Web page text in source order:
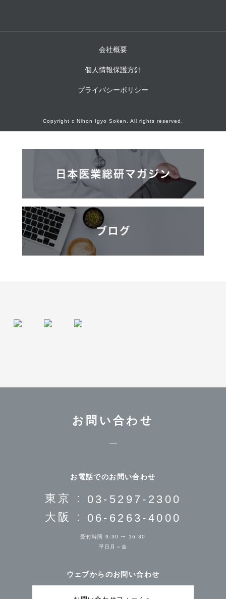
会社概要
個人情報保護方針
プライバシーポリシー
Copyright c Nihon Igyo Soken. All rights reserved.
お問い合わせ
お電話でのお問い合わせ
東京 : 03-5297-2300
大阪 : 06-6263-4000
受付時間 9:30 〜 16:30
平日月～金
ウェブからのお問い合わせ